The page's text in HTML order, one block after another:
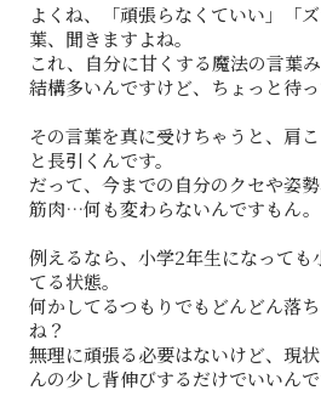
よくね、「頑張らなくていい」「
葉、聞きますよね。
これ、自分に甘くする魔法の言葉
結構多いんですけど、ちょっと待っ
その言葉を真に受けちゃうと、肩
と長引くんです。
だって、今までの自分のクセや姿
筋肉…何も変わらないんですもん。
例えるなら、小学2年生になっても
てる状態。
何かしてるつもりでもどんどん落
ね？
無理に頑張る必要はないけど、現
んの少し背伸びするだけでいいんで